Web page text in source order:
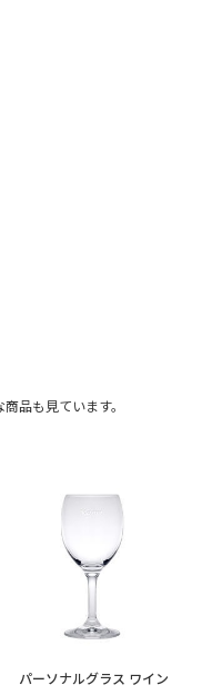
品も見ています。
パーソナルグラス ワイン